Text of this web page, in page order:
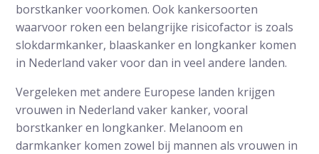
borstkanker voorkomen. Ook kankersoorten
waarvoor roken een belangrijke risicofactor is zoals
slokdarmkanker, blaaskanker en longkanker komen
in Nederland vaker voor dan in veel andere landen.
Vergeleken met andere Europese landen krijgen
vrouwen in Nederland vaker kanker, vooral
borstkanker en longkanker. Melanoom en
darmkanker komen zowel bij mannen als vrouwen in